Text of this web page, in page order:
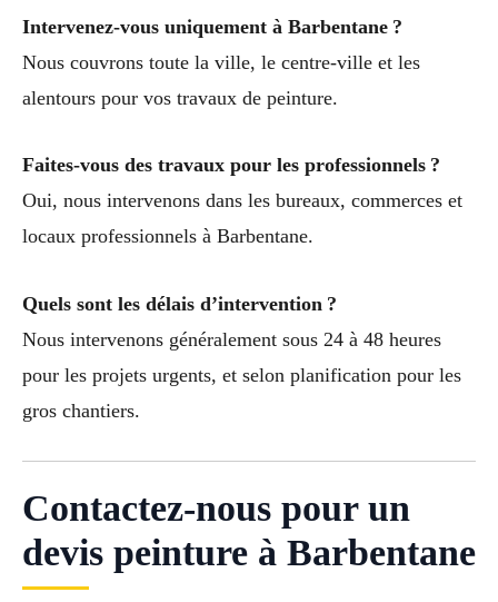
Intervenez-vous uniquement à Barbentane ?
Nous couvrons toute la ville, le centre-ville et les
alentours pour vos travaux de peinture.
Faites-vous des travaux pour les professionnels ?
Oui, nous intervenons dans les bureaux, commerces et
locaux professionnels à Barbentane.
Quels sont les délais d’intervention ?
Nous intervenons généralement sous 24 à 48 heures
pour les projets urgents, et selon planification pour les
gros chantiers.
Contactez-nous pour un
devis peinture à Barbentane